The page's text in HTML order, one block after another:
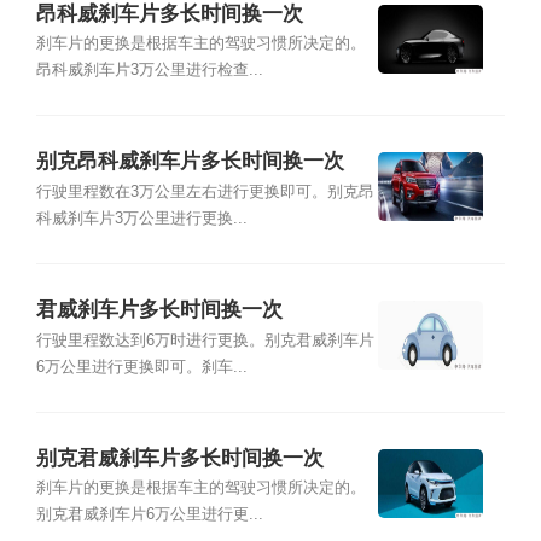
昂科威刹车片多长时间换一次
刹车片的更换是根据车主的驾驶习惯所决定的。
昂科威刹车片3万公里进行检查...
别克昂科威刹车片多长时间换一次
行驶里程数在3万公里左右进行更换即可。别克昂
科威刹车片3万公里进行更换...
君威刹车片多长时间换一次
行驶里程数达到6万时进行更换。别克君威刹车片
6万公里进行更换即可。刹车...
别克君威刹车片多长时间换一次
刹车片的更换是根据车主的驾驶习惯所决定的。
别克君威刹车片6万公里进行更...